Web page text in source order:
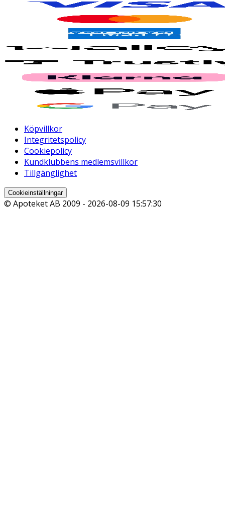
Köpvillkor
Integritetspolicy
Cookiepolicy
Kundklubbens medlemsvillkor
Tillgänglighet
Cookieinställningar
© Apoteket AB 2009 - 2026-08-09 15:57:30